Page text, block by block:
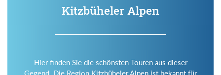
Kitzbüheler Alpen
Hier finden Sie die schönsten Touren aus dieser
Gegend. Die Region Kitzbüheler Alpen ist bekannt für